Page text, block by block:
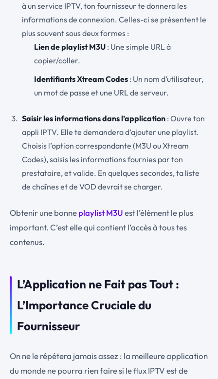
à un service IPTV, ton fournisseur te donnera les
informations de connexion. Celles-ci se présentent le
plus souvent sous deux formes :
Lien de playlist M3U : Une simple URL à
copier/coller.
Identifiants Xtream Codes : Un nom d’utilisateur,
un mot de passe et une URL de serveur.
Saisir les informations dans l’application : Ouvre ton
appli IPTV. Elle te demandera d’ajouter une playlist.
Choisis l’option correspondante (M3U ou Xtream
Codes), saisis les informations fournies par ton
prestataire, et valide. En quelques secondes, ta liste
de chaînes et de VOD devrait se charger.
Obtenir une bonneplaylist M3Uest l’élément le plus
important. C’est elle qui contient l’accès à tous tes
contenus.
L’Application ne Fait pas Tout :
L’Importance Cruciale du
Fournisseur
On ne le répétera jamais assez : la meilleure application
du monde ne pourra rien faire si le flux IPTV est de